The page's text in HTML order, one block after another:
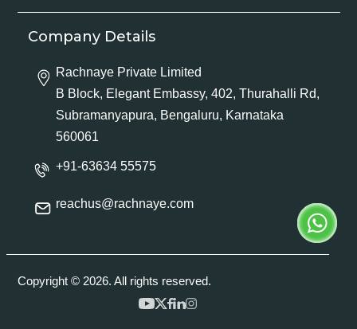
Company Details
Rachnaye Private Limited
B Block, Elegant Embassy, 402, Thurahalli Rd,
Subramanyapura, Bengaluru, Karnataka
560061
+91-63634 55575
reachus@rachnaye.com
Copyright © 2026. All rights reserved.